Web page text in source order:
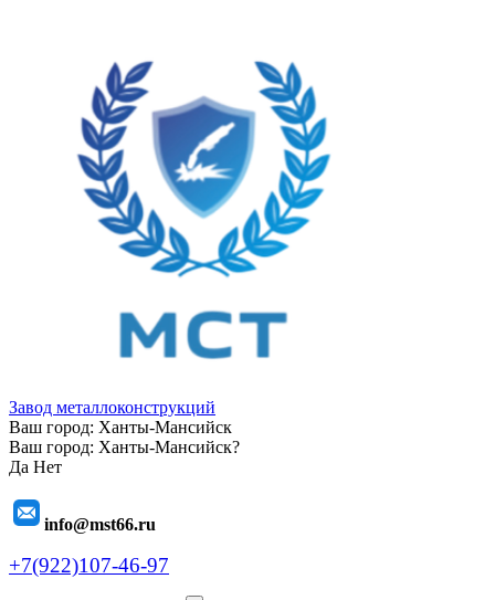
Завод металлоконструкций
Ваш город: Ханты-Мансийск
Ваш город: Ханты-Мансийск?
Да Нет
info@mst66.ru
+7(922)107-46-97